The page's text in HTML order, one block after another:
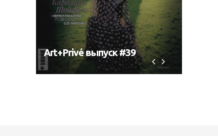
Art+Privé выпуск #39